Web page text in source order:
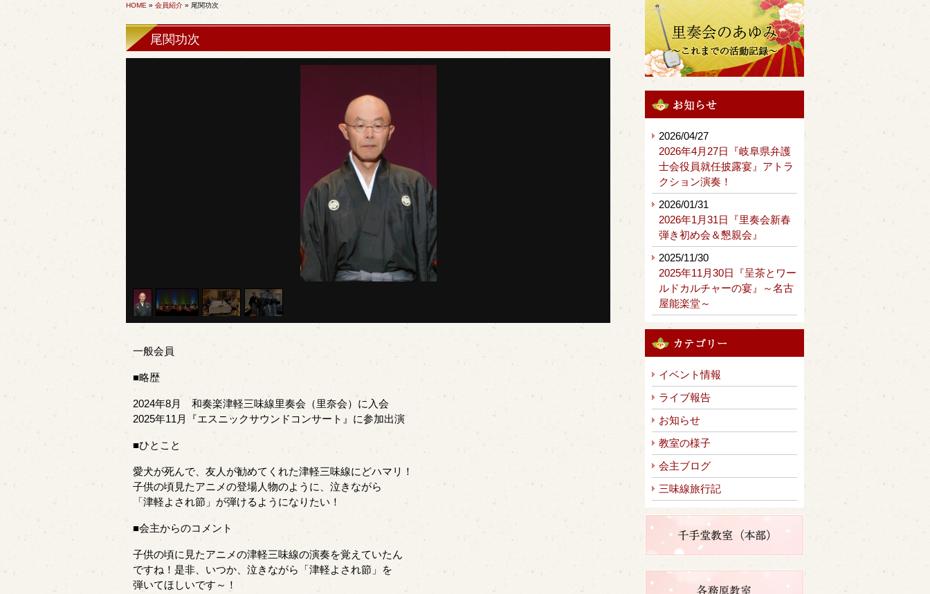
HOME » 会員紹介 » 尾関功次
尾関功次
一般会員
■略歴
2024年8月 和奏楽津軽三味線里奏会（里奈会）に入会
2025年11月『エスニックサウンドコンサート』に参加出演
■ひとこと
愛犬が死んで、友人が勧めてくれた津軽三味線にどハマリ！
子供の頃見たアニメの登場人物のように、泣きながら
「津軽よされ節」が弾けるようになりたい！
■会主からのコメント
子供の頃に見たアニメの津軽三味線の演奏を覚えていたん
ですね！是非、いつか、泣きながら「津軽よされ節」を
弾いてほしいです～！
2026/04/27
2026年4月27日『岐阜県弁護
士会役員就任披露宴』アトラ
クション演奏！
2026/01/31
2026年1月31日『里奏会新春
弾き初め会＆懇親会』
2025/11/30
2025年11月30日『呈茶とワー
ルドカルチャーの宴』～名古
屋能楽堂～
イベント情報
ライブ報告
お知らせ
教室の様子
会主ブログ
三味線旅行記